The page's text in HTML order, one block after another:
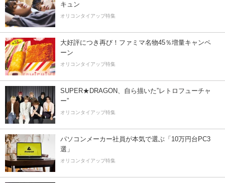
キュン
オリコンタイアップ特集
大好評につき再び！ファミマ名物45％増量キャンペ
ーン
オリコンタイアップ特集
SUPER★DRAGON、自ら描いた”レトロフューチャ
ー”
オリコンタイアップ特集
パソコンメーカー社員が本気で選ぶ「10万円台PC3
選」
オリコンタイアップ特集